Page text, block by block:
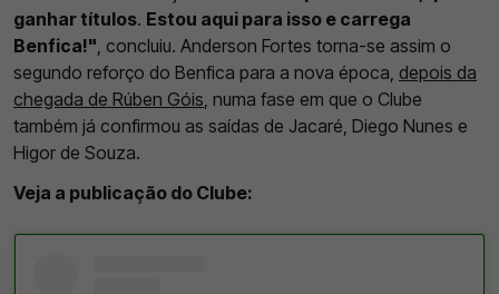
ganhar títulos. Estou aqui para isso e carrega
Benfica!" , concluiu. Anderson Fortes torna-se assim o
segundo reforço do Benfica para a nova época, depois da
chegada de Rúben Góis , numa fase em que o Clube
também já confirmou as saídas de Jacaré, Diego Nunes e
Higor de Souza.
Veja a publicação do Clube: